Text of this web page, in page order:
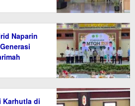
Naparin
Karhutla di